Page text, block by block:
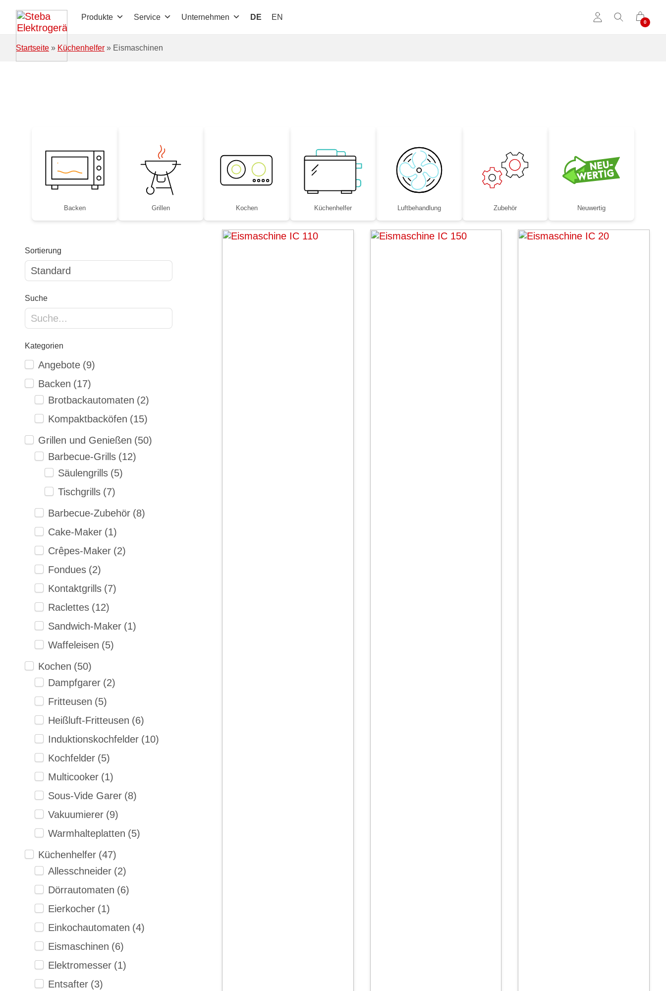
Produkte Service Unternehmen DE EN
Startseite » Küchenhelfer » Eismaschinen
Backen Grillen Kochen Küchenhelfer Luftbe­handlung Zubehör Neuwertig
Sortierung
Suche
Kategorien
Angebote (9)
Backen (17)
Brotbackautomaten (2)
Kompaktbacköfen (15)
Grillen und Genießen (50)
Barbecue-Grills (12)
Säulengrills (5)
Tischgrills (7)
Barbecue-Zubehör (8)
Cake-Maker (1)
Crêpes-Maker (2)
Fondues (2)
Kontaktgrills (7)
Raclettes (12)
Sandwich-Maker (1)
Waffeleisen (5)
Kochen (50)
Dampfgarer (2)
Fritteusen (5)
Heißluft-Fritteusen (6)
Induktionskochfelder (10)
Kochfelder (5)
Multicooker (1)
Sous-Vide Garer (8)
Vakuumierer (9)
Warmhalteplatten (5)
Küchenhelfer (47)
Allesschneider (2)
Dörrautomaten (6)
Eierkocher (1)
Einkochautomaten (4)
Eismaschinen (6)
Elektromesser (1)
Entsafter (3)